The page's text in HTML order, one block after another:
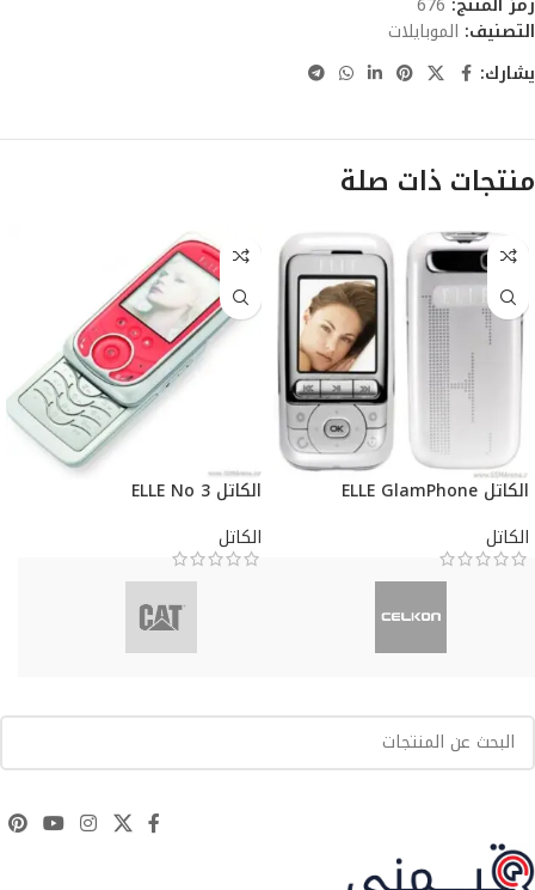
التصنيف: الموبايلات
يشارك:
منتجات ذات صلة
الكاتل ELLE GlamPhone
الكاتل
الكاتل ELLE No 3
الكاتل